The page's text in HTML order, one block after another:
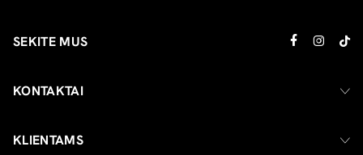
SEKITE MUS
KONTAKTAI
KLIENTAMS